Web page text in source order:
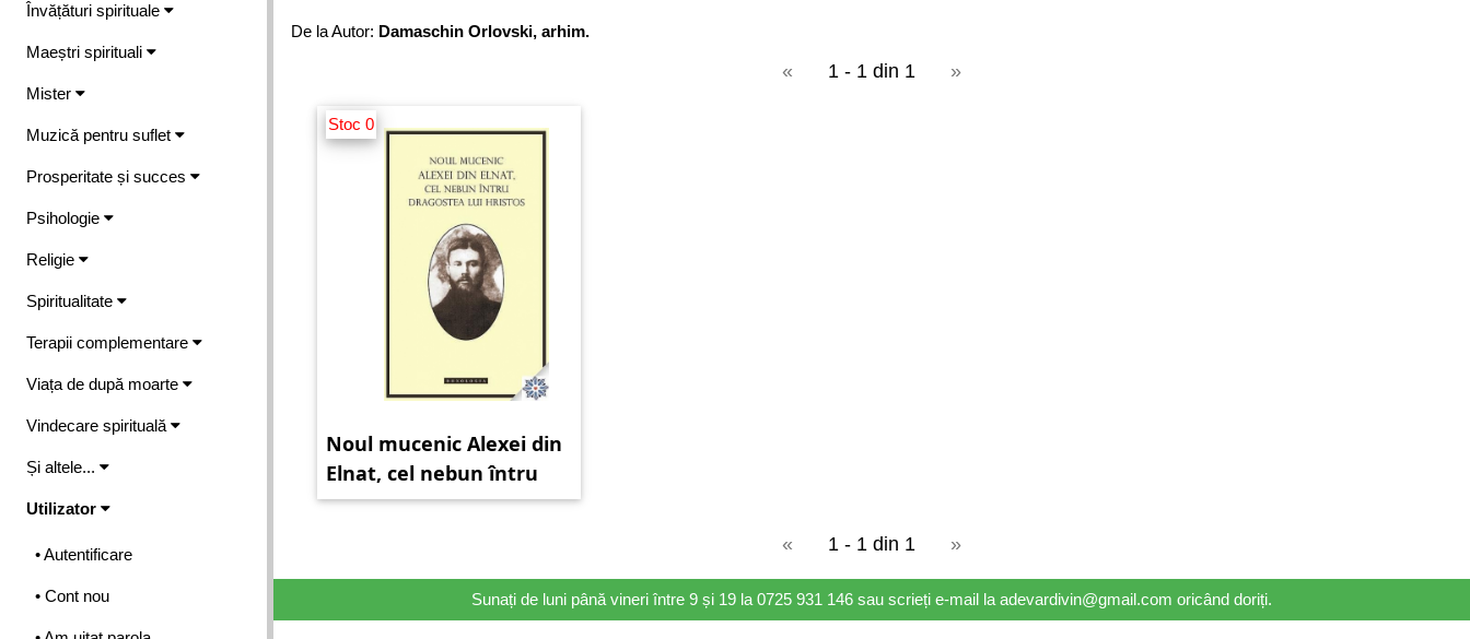
Învățături spirituale
Maeștri spirituali
Mister
Muzică pentru suflet
Prosperitate și succes
Psihologie
Religie
Spiritualitate
Terapii complementare
Viața de după moarte
Vindecare spirituală
Și altele...
Utilizator
• Autentificare
• Cont nou
De la Autor: Damaschin Orlovski, arhim.
« 1 - 1 din 1 »
Stoc 0
Noul mucenic Alexei din
Elnat, cel nebun întru
dragostea lui Hristos
« 1 - 1 din 1 »
Sunați de luni până vineri între 9 și 19 la 0725 931 146 sau scrieți e-mail la adevardivin@gmail.com oricând doriți.